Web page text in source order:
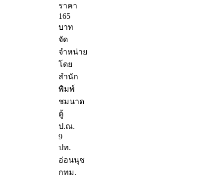
ราคา
165
บาท
จัด
จำหน่าย
โดย
สำนัก
พิมพ์
ชมนาด
ตู้
ป.ณ.
9
ปท.
อ่อนนุช
กทม.